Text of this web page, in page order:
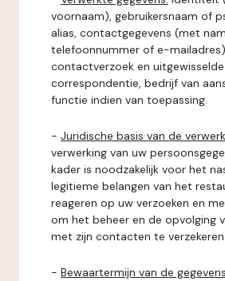
voornaam), gebruikersnaam of
alias, contactgegevens (met
telefoonnummer of e-
contactverzoek en uitgewisselde
correspondentie, bedrijf van
functie indien van toepassing.
- Juridische basis van de
verwerking van uw
kader is noodzakelijk voor het
legitieme belangen van het
reageren op uw verzoeken en
om het beheer en de opvolging
met zijn contacten te verzekeren.
- Bewaartermijn van de